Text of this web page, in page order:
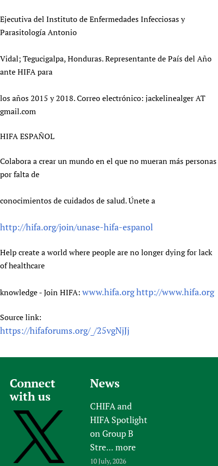
Ejecutiva del Instituto de Enfermedades Infecciosas y
Parasitología Antonio
Vidal; Tegucigalpa, Honduras. Representante de País del Año
ante HIFA para
los años 2015 y 2018. Correo electrónico: jackelinealger AT
gmail.com
HIFA ESPAÑOL
Colabora a crear un mundo en el que no mueran más personas
por falta de
conocimientos de cuidados de salud. Únete a
http://hifa.org/join/unase-hifa-espanol
Help create a world where people are no longer dying for lack
of healthcare
knowledge - Join HIFA: www.hifa.orghttp://www.hifa.org
Source link:
https://hifaforums.org/_/25vgNjJj
Connect
with us
News
CHIFA and
HIFA Spotlight
on Group B
Stre... more
10 July, 2026